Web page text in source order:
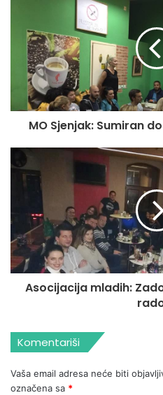
MO Sjenjak: Sumiran
Asocijacija mladih:
Komentariši
Vaša email adresa neće biti
označena sa *